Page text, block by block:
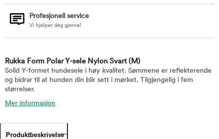
Profesjonell service
Vi hjelper deg gjerne!
Rukka Form Polar Y-sele Nylon Svart (M)
Solid Y-formet hundesele i høy kvalitet. Sømmene er reflekterende
og bidrar til at hunden din blir sett i mørket. Tilgjengelig i fem
størrelser.
Mer informasjon
Produktbeskrivelse